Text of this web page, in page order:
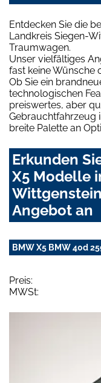
Entdecken Sie die
Landkreis Siegen-
Traumwagen.
Unser vielfältiges
fast keine Wünsche
Ob Sie ein
technologischen
preiswertes, aber
Gebrauchtfahrzeug
breite Palette an
Erkunden
X5 Modelle
Angebot an
BMW X5 BMW 40d
Preis:
MWSt: